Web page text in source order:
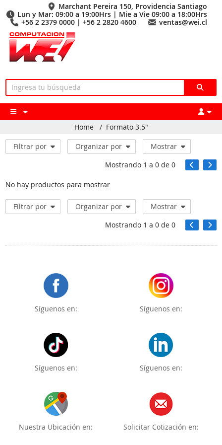
Marchant Pereira 150, Providencia Santiago
Lun y Mar: 09:00 a 19:00Hrs | Mie a Vie 09:00 a 18:00Hrs
+56 2 2379 0000 | +56 2 2820 4600
ventas@wei.cl
Home / Formato 3.5"
Filtrar por Organizar por
Mostrar
Mostrando 1 a 0de 0
No hay productos para mostrar
Filtrar por Organizar por
Mostrar
Mostrando 1 a 0de 0
Síguenos en: Síguenos en:
Síguenos en: Síguenos en:
Nuestra Ubicación en: Solicitar Cotización en: